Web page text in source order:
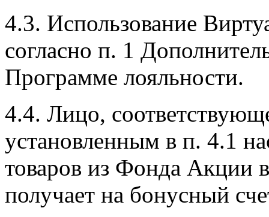
4.3. Использование
согласно п. 1
Программе лояльности.
4.4. Лицо,
установленным в п. 4.1
товаров из Фонда Акции
получает на бонусный